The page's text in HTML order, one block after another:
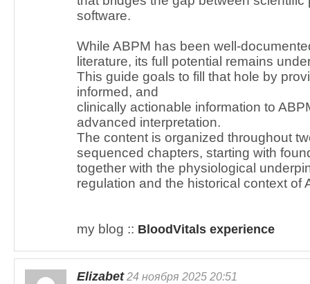
software.
While ABPM has been well-
literature, its full potential remains
This guide goals to fill that hole by
informed, and
clinically actionable information to
advanced interpretation.
The content is organized throughout
sequenced chapters, starting with
together with the physiological
regulation and the historical context of
my blog :: BloodVitals experience
Elizabet24 ноября 2025 20:51